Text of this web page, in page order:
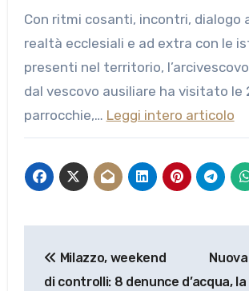
Con ritmi cosanti, incontri, dialogo
realtà ecclesiali e ad extra con le
presenti nel territorio,
dal vescovo ausiliare ha visitato le
parrocchie,… Leggi intero articolo
articoli
Milazzo, weekend
di controlli: 8 denunce d’acqua,